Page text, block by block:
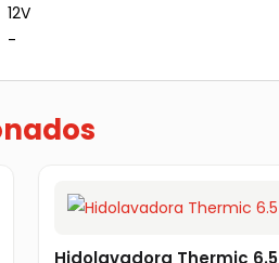
12V
-
Hidolavadora Thermic 6.5